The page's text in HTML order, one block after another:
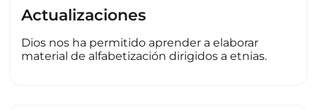
Actualizaciones
Dios nos ha permitido aprender a elaborar
material de alfabetización dirigidos a etnias.